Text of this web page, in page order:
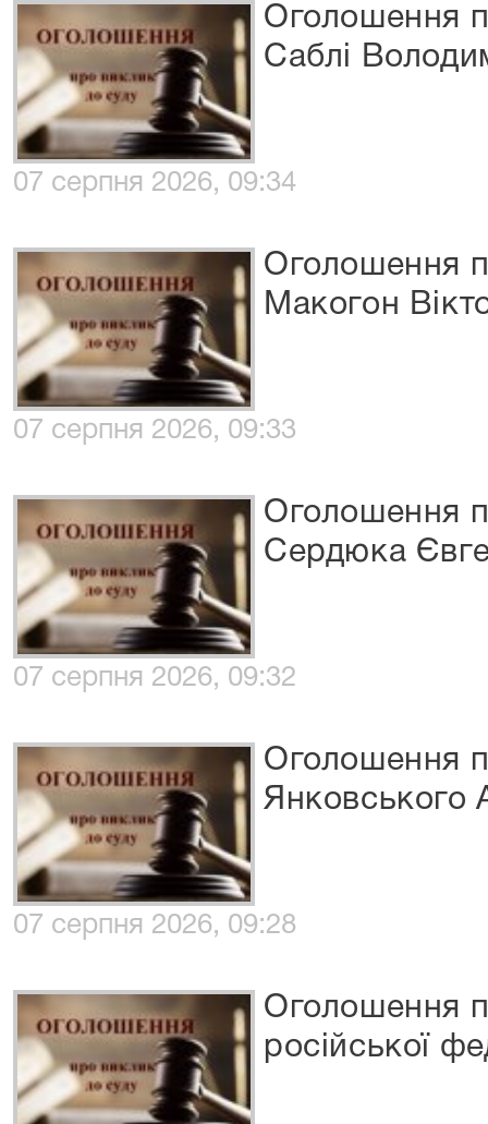
Оголошення
Саблі
07 серпня 2026, 09:34
Оголошення
Макогон
07 серпня 2026, 09:33
Оголошення
Сердюка
07 серпня 2026, 09:32
Оголошення
Янковського
07 серпня 2026, 09:28
Оголошення
російської